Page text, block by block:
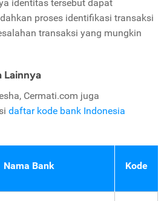
identitas tersebut dapat
proses identifikasi transaksi
transaksi yang mungkin
Lainnya
Cermati.com juga
daftar kode bank Indonesia
Nama Bank Kode